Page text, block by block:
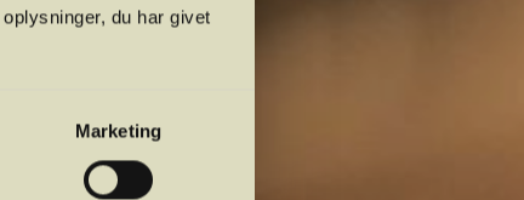
du har givet
Marketing